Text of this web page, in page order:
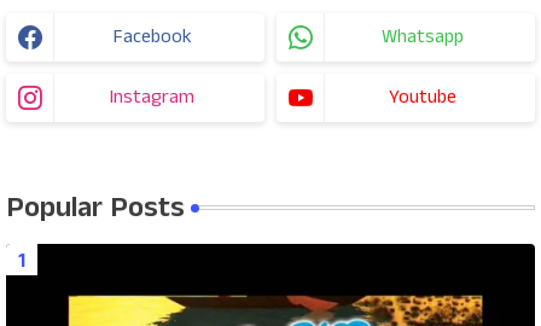
Facebook Whatsapp
Instagram Youtube
Popular Posts